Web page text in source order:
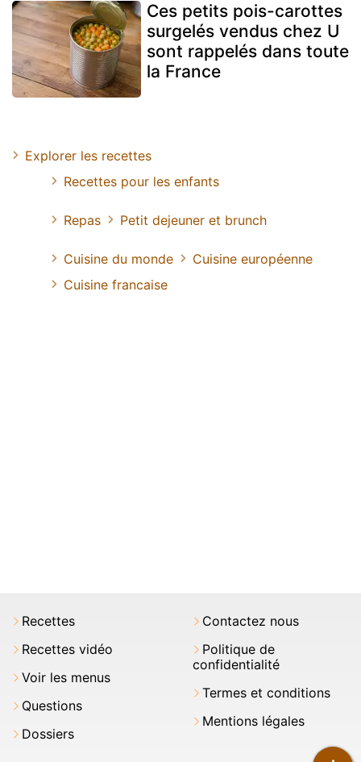
Ces petits pois-carottes
surgelés vendus chez U
sont rappelés dans toute
la France
Explorer les recettes
Recettes pour les enfants
Repas Petit dejeuner et brunch
Cuisine du monde
Cuisine européenne
Cuisine francaise
Recettes
Recettes vidéo
Voir les menus
Questions
Dossiers
Contactez nous
Politique de
confidentialité
Termes et conditions
Mentions légales